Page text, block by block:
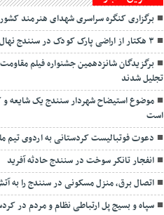
برگزاری کنگره سراسری شهدای هنرمند
۳ هکتار از اراضی پارک کودک در سنندج نهال کاری شد
برگزیدگان شانزدهمین جشنواره فیلم
تجلیل شدند
موضوع استیضاح شهردار سنندج یک
است
دعوت فوتبالیست کردستانی به اردوی تیم
انفجار تانکر سوخت در سنندج حادثه آفرید
اتصال برق، منزل مسکونی در سنندج را به
سپاه و بسیج پل ارتباطی نظام و مردم در